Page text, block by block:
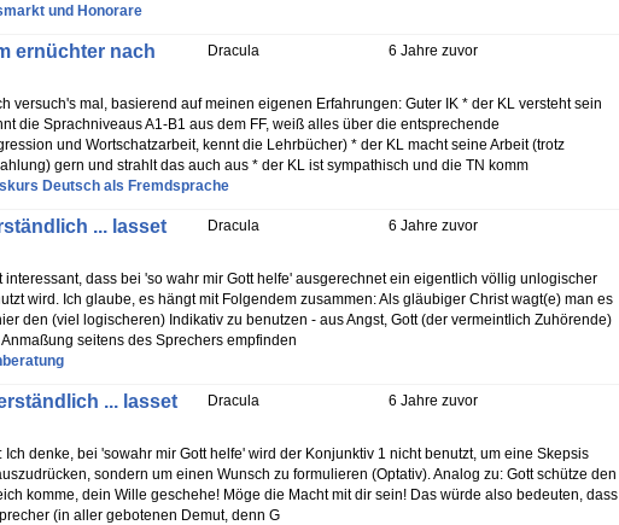
und Honorare
6 Jahre zuvor
Dracula
ernüchter nach
versuch's mal, basierend auf meinen eigenen Erfahrungen: Guter IK * der KL versteht sein
die Sprachniveaus A1-B1 aus dem FF, weiß alles über die entsprechende
und Wortschatzarbeit, kennt die Lehrbücher) * der KL macht seine Arbeit (trotz
gern und strahlt das auch aus * der KL ist sympathisch und die TN komm
Deutsch als Fremdsprache
6 Jahre zuvor
Dracula
... lasset
interessant, dass bei 'so wahr mir Gott helfe' ausgerechnet ein eigentlich völlig unlogischer
wird. Ich glaube, es hängt mit Folgendem zusammen: Als gläubiger Christ wagt(e) man es
den (viel logischeren) Indikativ zu benutzen - aus Angst, Gott (der vermeintlich Zuhörende)
seitens des Sprechers empfinden
6 Jahre zuvor
Dracula
... lasset
Ich denke, bei 'sowahr mir Gott helfe' wird der Konjunktiv 1 nicht benutzt, um eine Skepsis
sondern um einen Wunsch zu formulieren (Optativ). Analog zu: Gott schütze den
komme, dein Wille geschehe! Möge die Macht mit dir sein! Das würde also bedeuten, dass
(in aller gebotenen Demut, denn G